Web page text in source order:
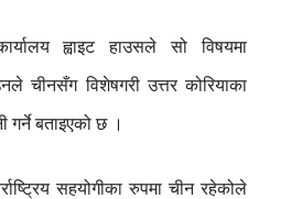
ह्वाइट हाउसले सो विषयमा
चीनसँग विशेषगरी उत्तर कोरियाका
गर्ने बताइएको छ ।
सहयोगीका रुपमा चीन रहेकोले